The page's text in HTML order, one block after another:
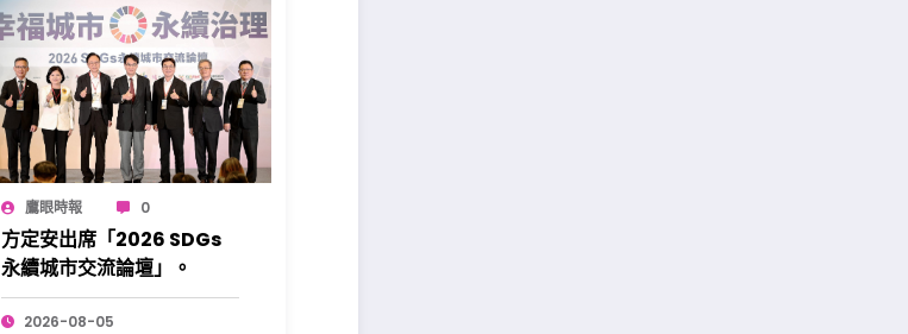
鷹眼時報 0
方定安出席「2026 SDGs
永續城市交流論壇」。
2026-08-05